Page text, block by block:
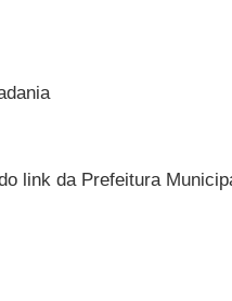
link da Prefeitura